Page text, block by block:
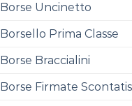
Borse Uncinetto
Borsello Prima Classe
Borse Braccialini
Borse Firmate